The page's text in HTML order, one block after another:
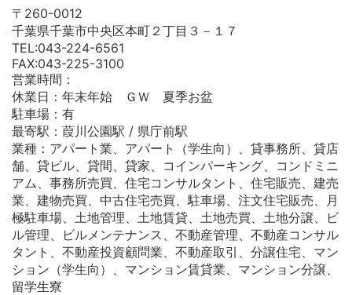
〒260-0012
千葉県千葉市中央区本町２丁目３－１７
TEL:043-224-6561
FAX:043-225-3100
営業時間：
休業日：年末年始 ＧＷ 夏季お盆
駐車場：有
最寄駅：葭川公園駅 / 県庁前駅
業種：アパート業、アパート（学生向）、貸事務所、貸店
舗、貸ビル、貸間、貸家、コインパーキング、コンドミニ
アム、事務所売買、住宅コンサルタント、住宅販売、建売
業、建物売買、中古住宅売買、駐車場、注文住宅販売、月
極駐車場、土地管理、土地賃貸、土地売買、土地分譲、ビ
ル管理、ビルメンテナンス、不動産管理、不動産コンサル
タント、不動産投資顧問業、不動産取引、分譲住宅、マン
ション（学生向）、マンション賃貸業、マンション分譲、
留学生寮